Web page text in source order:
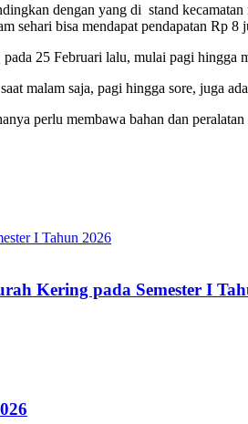
dengan yang di stand
sehari bisa mendapat pendapatan Rp 8
25 Februari lalu, mulai pagi hingga
malam saja, pagi hingga sore, juga
perlu membawa bahan dan
Kering pada Semester I